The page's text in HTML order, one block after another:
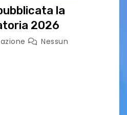
la
2026
Nessun